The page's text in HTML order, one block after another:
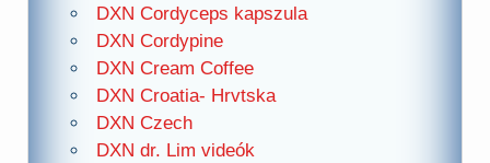
DXN Cordyceps kapszula
DXN Cordypine
DXN Cream Coffee
DXN Croatia- Hrvtska
DXN Czech
DXN dr. Lim videók